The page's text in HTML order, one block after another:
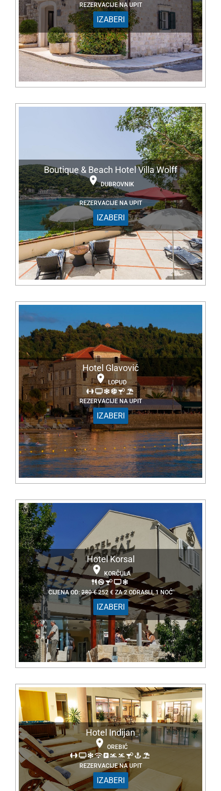
REZERVACIJE NA UPIT
IZABERI
Boutique & Beach Hotel Villa Wolff
DUBROVNIK
REZERVACIJE NA UPIT
IZABERI
Hotel Glavović
LOPUD
REZERVACIJE NA UPIT
IZABERI
Hotel Korsal
KORČULA
CIJENA OD: 280 € 252 € ZA 2 ODRASLI,1 NOĆ
IZABERI
Hotel Indijan
OREBIĆ
REZERVACIJE NA UPIT
IZABERI